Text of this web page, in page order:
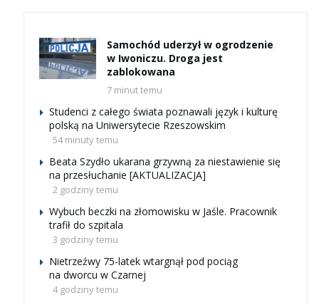
Samochód uderzył w ogrodzenie
w Iwoniczu. Droga jest
zablokowana
7 minut temu
Studenci z całego świata poznawali język i kulturę
polską na Uniwersytecie Rzeszowskim
54 minuty temu
Beata Szydło ukarana grzywną za niestawienie się
na przesłuchanie [AKTUALIZACJA]
2 godziny temu
Wybuch beczki na złomowisku w Jaśle. Pracownik
trafił do szpitala
3 godziny temu
Nietrzeźwy 75-latek wtargnął pod pociąg
na dworcu w Czarnej
4 godziny temu